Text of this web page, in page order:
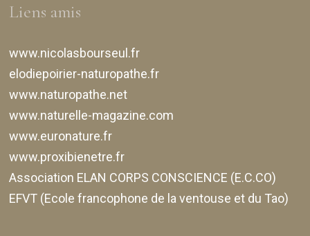
Liens amis
www.nicolasbourseul.fr
elodiepoirier-naturopathe.fr
www.naturopathe.net
www.naturelle-magazine.com
www.euronature.fr
www.proxibienetre.fr
Association ELAN CORPS CONSCIENCE (E.C.CO)
EFVT (Ecole francophone de la ventouse et du Tao)